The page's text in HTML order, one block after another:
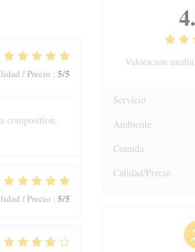
/ Precio : 5/5
composition,
/ Precio : 5/5
Valoración
Servicio
Ambiente
Comida
Calidad/Precio